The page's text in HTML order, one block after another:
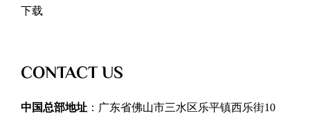
下载
CONTACT US
中国总部地址 ：广东省佛山市三水区乐平镇西乐街10